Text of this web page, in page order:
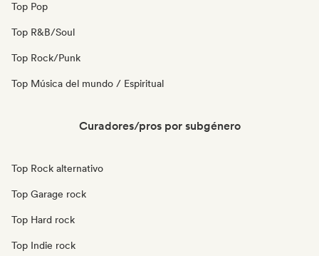
Top Pop
Top R&B/Soul
Top Rock/Punk
Top Música del mundo / Espiritual
Curadores/pros por subgénero
Top Rock alternativo
Top Garage rock
Top Hard rock
Top Indie rock